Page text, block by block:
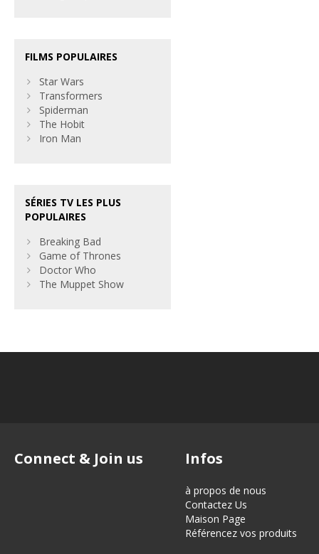
FILMS POPULAIRES
Star Wars
Transformers
Spiderman
The Hobit
Iron Man
SÉRIES TV LES PLUS
POPULAIRES
Breaking Bad
Game of Thrones
Doctor Who
The Muppet Show
Connect & Join us Infos
à propos de nous
Contactez Us
Maison Page
Référencez vos produits